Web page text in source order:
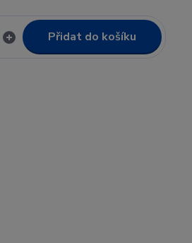
Přidat do košíku